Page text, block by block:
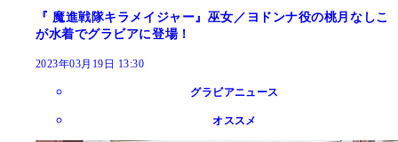
『 魔進戦隊キラメイジャー』巫女／ヨドンナ役の桃月なしこ
が水着でグラビアに登場！
2023年03月19日 13:30
グラビアニュース
オススメ